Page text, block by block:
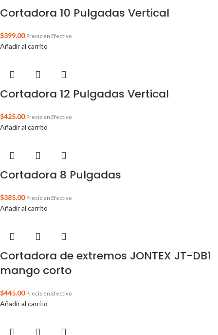
Cortadora 10 Pulgadas Vertical
$399.00 Precio en Efectivo
Añadir al carrito
Cortadora 12 Pulgadas Vertical
$425.00 Precio en Efectivo
Añadir al carrito
Cortadora 8 Pulgadas
$385.00 Precio en Efectivo
Añadir al carrito
Cortadora de extremos JONTEX JT-DB1
mango corto
$445.00 Precio en Efectivo
Añadir al carrito